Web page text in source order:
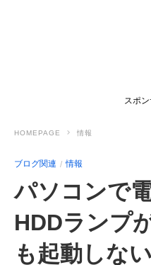
スポ
HOMEPAGE 情報
ブログ関連 情報
パソコンで
HDDランプ
も起動しな